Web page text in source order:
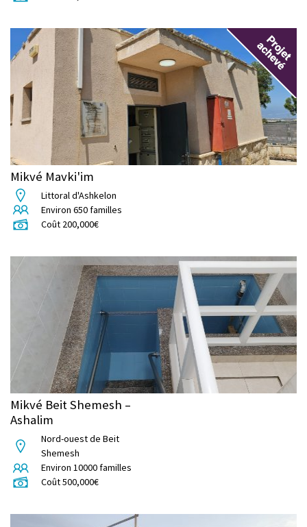
Mikvé Mavki'im
Littoral d'Ashkelon
Environ 650familles
Coût 200,000€
Mikvé Beit Shemesh –
Ashalim
Nord-ouest de Beit
Shemesh
Environ 10000familles
Coût500,000€